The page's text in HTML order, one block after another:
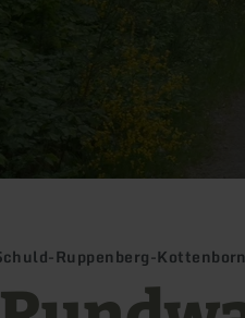
Ruppenberg-